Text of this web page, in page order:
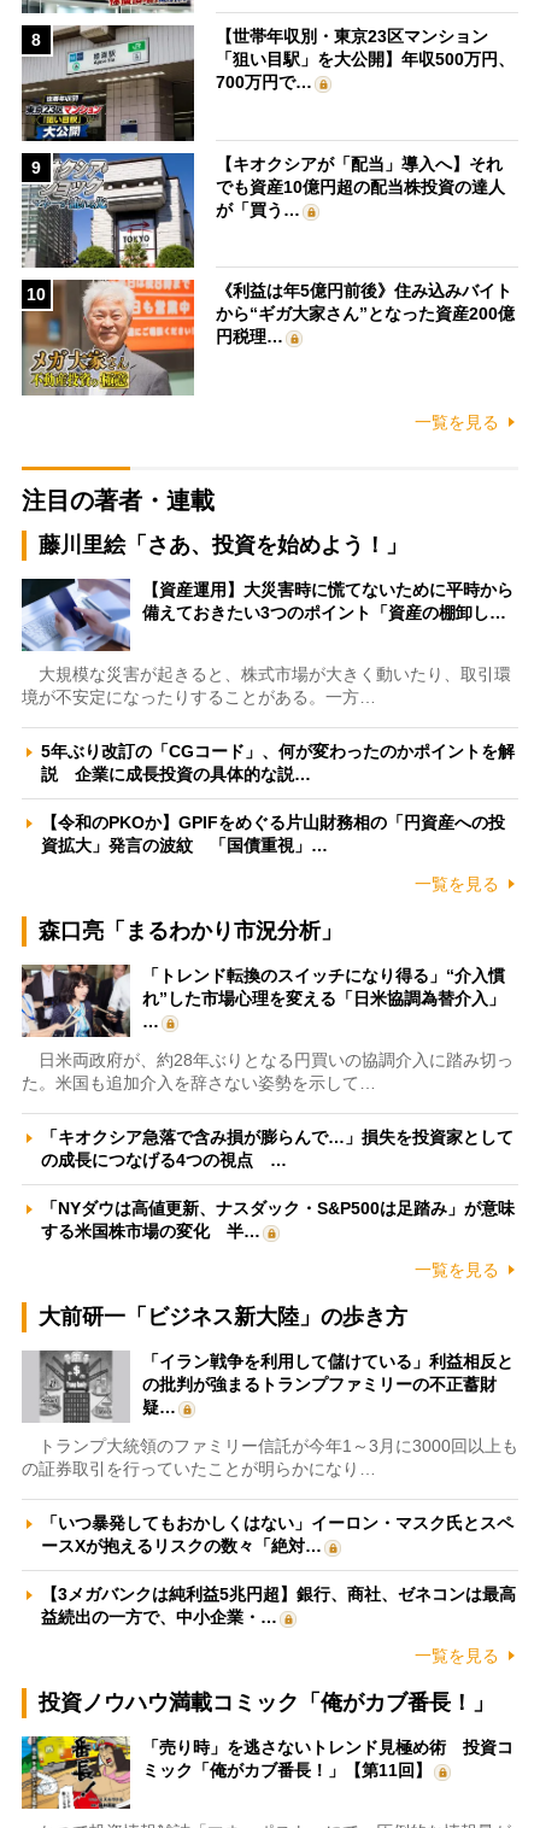
8
【世帯年収別・東京23区マンション
「狙い目駅」を大公開】年収500万円、
700万円で…
9
【キオクシアが「配当」導入へ】それ
でも資産10億円超の配当株投資の達人
が「買う…
10
《利益は年5億円前後》住み込みバイト
から“ギガ大家さん”となった資産200億
円税理…
一覧を見る
注目の著者・連載
藤川里絵「さあ、投資を始めよう！」
【資産運用】大災害時に慌てないために平時から
備えておきたい3つのポイント「資産の棚卸し…
大規模な災害が起きると、株式市場が大きく動いたり、取引環
境が不安定になったりすることがある。一方…
5年ぶり改訂の「CGコード」、何が変わったのかポイントを解
説 企業に成長投資の具体的な説…
【令和のPKOか】GPIFをめぐる片山財務相の「円資産への投
資拡大」発言の波紋 「国債重視」…
一覧を見る
森口亮「まるわかり市況分析」
「トレンド転換のスイッチになり得る」“介入慣
れ”した市場心理を変える「日米協調為替介入」
…
日米両政府が、約28年ぶりとなる円買いの協調介入に踏み切っ
た。米国も追加介入を辞さない姿勢を示して…
「キオクシア急落で含み損が膨らんで…」損失を投資家として
の成長につなげる4つの視点 …
「NYダウは高値更新、ナスダック・S&P500は足踏み」が意味
する米国株市場の変化 半…
一覧を見る
大前研一「ビジネス新大陸」の歩き方
「イラン戦争を利用して儲けている」利益相反と
の批判が強まるトランプファミリーの不正蓄財
疑…
トランプ大統領のファミリー信託が今年1～3月に3000回以上も
の証券取引を行っていたことが明らかになり…
「いつ暴発してもおかしくはない」イーロン・マスク氏とスペ
ースXが抱えるリスクの数々「絶対…
【3メガバンクは純利益5兆円超】銀行、商社、ゼネコンは最高
益続出の一方で、中小企業・…
一覧を見る
投資ノウハウ満載コミック「俺がカブ番長！」
「売り時」を逃さないトレンド見極め術 投資コ
ミック「俺がカブ番長！」【第11回】